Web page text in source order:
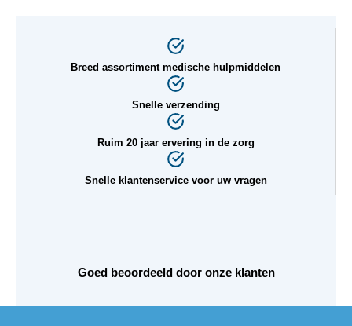
l
s
e
€
5
o
Breed assortiment medische hulpmiddelen
Snelle verzending
Ruim 20 jaar ervering in de zorg
Snelle klantenservice voor uw vragen
Goed beoordeeld door onze klanten